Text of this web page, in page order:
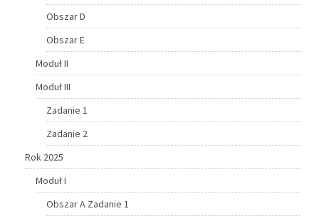
Obszar D
Obszar E
Moduł II
Moduł III
Zadanie 1
Zadanie 2
Rok 2025
Moduł I
Obszar A Zadanie 1